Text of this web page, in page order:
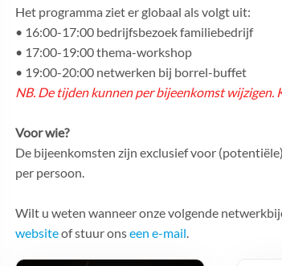
Het programma ziet er globaal als volgt uit:
• 16:00-17:00 bedrijfsbezoek familiebedrijf
• 17:00-19:00 thema-workshop
• 19:00-20:00 netwerken bij borrel-buffet
NB. De tijden kunnen per bijeenkomst
Voor wie?
De bijeenkomsten zijn exclusief voor
per persoon.
Wilt u weten wanneer onze volgende
websiteof stuur onseen e-mail.